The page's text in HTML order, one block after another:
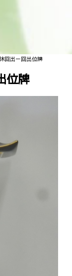
回出－回出位牌
位牌